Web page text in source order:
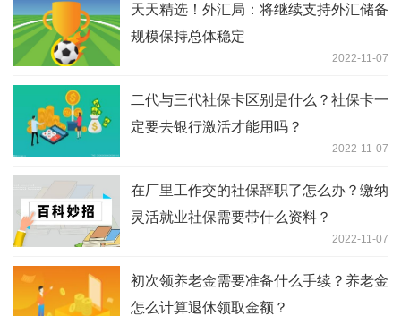
天天精选！外汇局：将继续支持外汇储备
规模保持总体稳定
2022-11-07
二代与三代社保卡区别是什么？社保卡一
定要去银行激活才能用吗？
2022-11-07
在厂里工作交的社保辞职了怎么办？缴纳
灵活就业社保需要带什么资料？
2022-11-07
初次领养老金需要准备什么手续？养老金
怎么计算退休领取金额？